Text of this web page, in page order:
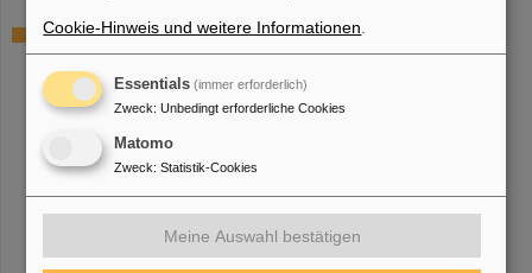
ERC Grants an die Abteilung Biophysik der GSI
Cookie-Hinweis und weitere Informationen
Essentials (immer erforderlich)
Zweck: Unbedingt erforderliche Cookies
Matomo
Zweck: Statistik-Cookies
Meine Auswahl bestätigen